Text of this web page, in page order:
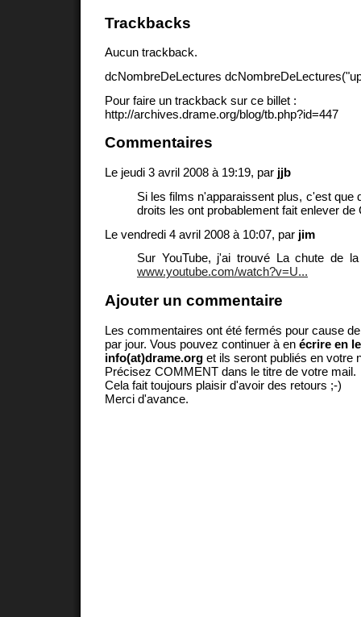
Trackbacks
Aucun trackback.
dcNombreDeLectures
Pour faire un trackback sur ce billet :
http://archives.drame.org/blog/tb.php?id=447
Commentaires
Le jeudi 3 avril 2008 à 19:19, par jjb
Si les films n'apparaissent plus, c'est que
droits les ont probablement fait enlever de
Le vendredi 4 avril 2008 à 10:07, par jim
Sur YouTube, j'ai trouvé La chute de
www.youtube.com/watch?v=U...
Ajouter un commentaire
Les commentaires ont été fermés pour cause
par jour. Vous pouvez continuer à en écrire en
info(at)drame.org et ils seront publiés en votre
Précisez COMMENT dans le titre de votre mail.
Cela fait toujours plaisir d'avoir des retours ;-)
Merci d'avance.